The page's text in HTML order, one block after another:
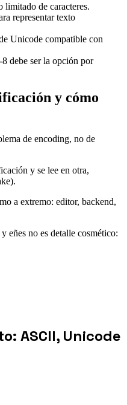
de caracteres.
representar texto
Unicode compatible con
debe ser la opción por
y cómo
de encoding, no de
y se lee en otra,
a extremo: editor, backend,
eñes no es detalle cosmético:
ASCII, Unicode